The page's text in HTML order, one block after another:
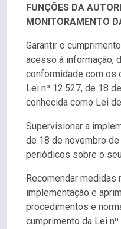
FUNÇÕES DA
MONITORAMENTO
Garantir o
acesso à informação,
conformidade com os
Lei nº 12.527, de 18
conhecida como Lei
Supervisionar a
de 18 de novembro
periódicos sobre o
Recomendar medidas
implementação e
procedimentos e
cumprimento da Lei